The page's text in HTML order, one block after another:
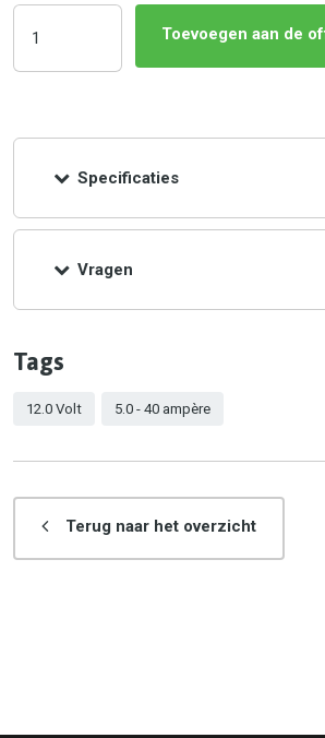
Toevoegen aan de
Specificaties
Vragen
Tags
12.0 Volt 5.0 - 40 ampère
Terug naar het overzicht